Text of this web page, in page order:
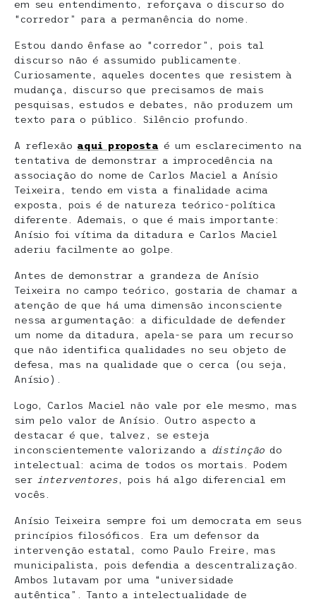
em seu entendimento, reforçava o discurso do
“corredor” para a permanência do nome.
Estou dando ênfase ao “corredor”, pois tal
discurso não é assumido publicamente.
Curiosamente, aqueles docentes que resistem à
mudança, discurso que precisamos de mais
pesquisas, estudos e debates, não produzem um
texto para o público. Silêncio profundo.
A reflexão aqui proposta é um esclarecimento na
tentativa de demonstrar a improcedência na
associação do nome de Carlos Maciel a Anísio
Teixeira, tendo em vista a finalidade acima
exposta, pois é de natureza teórico-política
diferente. Ademais, o que é mais importante:
Anísio foi vítima da ditadura e Carlos Maciel
aderiu facilmente ao golpe.
Antes de demonstrar a grandeza de Anísio
Teixeira no campo teórico, gostaria de chamar a
atenção de que há uma dimensão inconsciente
nessa argumentação: a dificuldade de defender
um nome da ditadura, apela-se para um recurso
que não identifica qualidades no seu objeto de
defesa, mas na qualidade que o cerca (ou seja,
Anísio).
Logo, Carlos Maciel não vale por ele mesmo, mas
sim pelo valor de Anísio. Outro aspecto a
destacar é que, talvez, se esteja
inconscientemente valorizando a distinção do
intelectual: acima de todos os mortais. Podem
ser interventores, pois há algo diferencial em
vocês.
Anísio Teixeira sempre foi um democrata em seus
princípios filosóficos. Era um defensor da
intervenção estatal, como Paulo Freire, mas
municipalista, pois defendia a descentralização.
Ambos lutavam por uma “universidade
autêntica”. Tanto a intelectualidade de